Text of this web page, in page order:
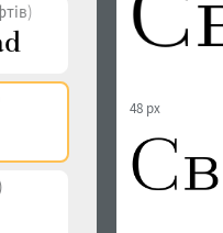
48 px